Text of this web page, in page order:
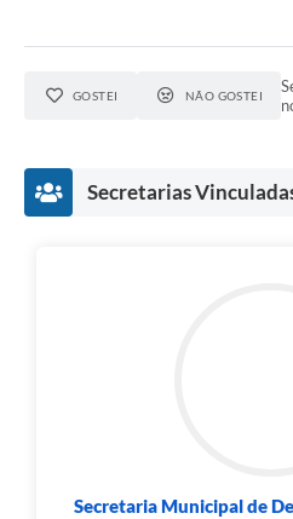
GOSTEI NÃO GOSTEI
Secretarias
Secretaria Municipal de